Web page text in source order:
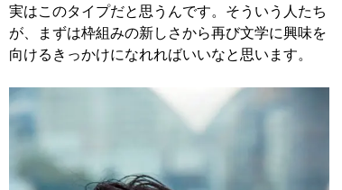
実はこのタイプだと思うんです。そういう人たち
が、まずは枠組みの新しさから再び文学に興味を
向けるきっかけになれればいいなと思います。